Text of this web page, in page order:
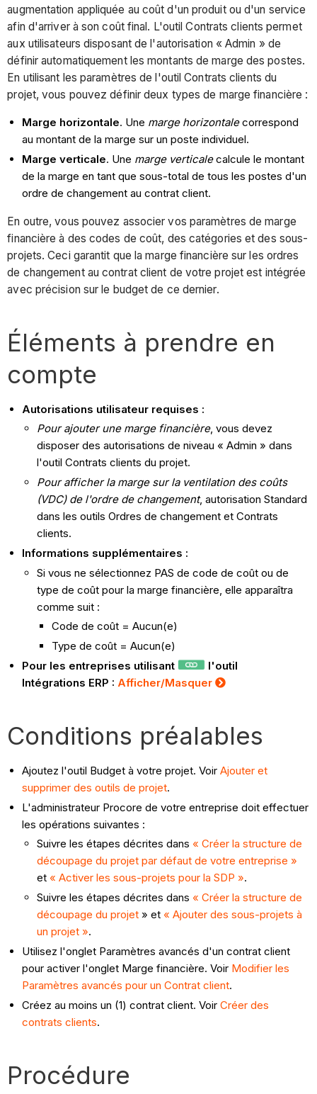
augmentation appliquée au coût d'un produit ou d'un service
afin d'arriver à son coût final. L'outil Contrats clients permet
aux utilisateurs disposant de l'autorisation « Admin » de
définir automatiquement les montants de marge des postes.
En utilisant les paramètres de l'outil Contrats clients du
projet, vous pouvez définir deux types de marge financière :
Marge horizontale. Une marge horizontalecorrespond
au montant de la marge sur un poste individuel.
Marge verticale. Une marge verticalecalcule le montant
de la marge en tant que sous-total de tous les postes d'un
ordre de changement au contrat client.
En outre, vous pouvez associer vos paramètres de marge
financière à des codes de coût, des catégories et des sous-
projets. Ceci garantit que la marge financière sur les ordres
de changement au contrat client de votre projet est intégrée
avec précision sur le budget de ce dernier.
Éléments à prendre en
compte
Autorisations utilisateur requises :
Pour ajouter une marge financière, vous devez
disposer des autorisations de niveau « Admin » dans
l'outil Contrats clients du projet.
Pour afficher la marge sur la ventilation des coûts
(VDC) de l'ordre de changement, autorisation Standard
dans les outils Ordres de changement et Contrats
clients.
Informations supplémentaires :
Si vous ne sélectionnez PAS de code de coût ou de
type de coût pour la marge financière, elle apparaîtra
comme suit :
Code de coût = Aucun(e)
Type de coût = Aucun(e)
Pour les entreprises utilisant
l'outil
Intégrations ERP : Afficher/Masquer
Conditions préalables
Ajoutez l'outil Budget à votre projet. VoirAjouter et
supprimer des outils de projet.
L'administrateur Procore de votre entreprise doit effectuer
les opérations suivantes :
Suivre les étapes décrites dans « Créer la structure de
découpage du projet par défaut de votre entreprise »
et « Activer les sous-projets pour la SDP ».
Suivre les étapes décrites dans « Créer la structure de
découpage du projet» et « Ajouter des sous-projets à
un projet ».
Utilisez l'onglet Paramètres avancés d'un contrat client
pour activer l'onglet Marge financière. Voir Modifier les
Paramètres avancés pour un Contrat client.
Créez au moins un (1) contrat client. VoirCréer des
contrats clients.
Procédure